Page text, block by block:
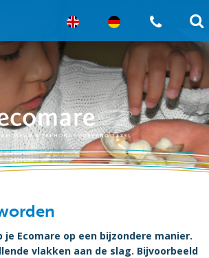
Ecomare op een bijzondere manier.
vlakken aan de slag. Bijvoorbeeld